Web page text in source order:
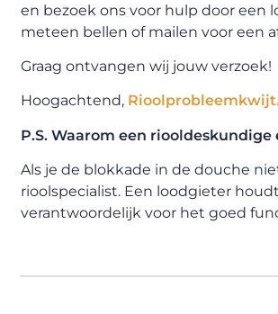
en bezoek ons voor hulp door een
meteen bellen of mailen voor een
Graag ontvangen wij jouw verzoek!
Hoogachtend,
P.S. Waarom een
Als je de blokkade in de douche
rioolspecialist. Een loodgieter
verantwoordelijk voor het goed